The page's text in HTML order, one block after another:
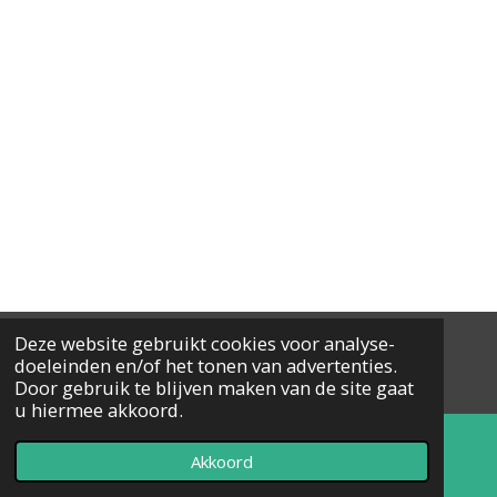
Deze website gebruikt cookies voor analyse-
doeleinden en/of het tonen van advertenties.
Door gebruik te blijven maken van de site gaat
u hiermee akkoord.
Akkoord
© 2024 - 2026 MTCOKRAWV
Powered byJouwWeb
Telefoonnummer